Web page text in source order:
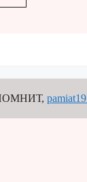
,